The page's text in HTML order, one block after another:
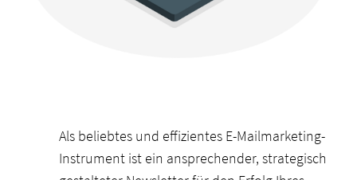
Als beliebtes und effizientes E-Mailmarketing-
Instrument ist ein ansprechender, strategisch